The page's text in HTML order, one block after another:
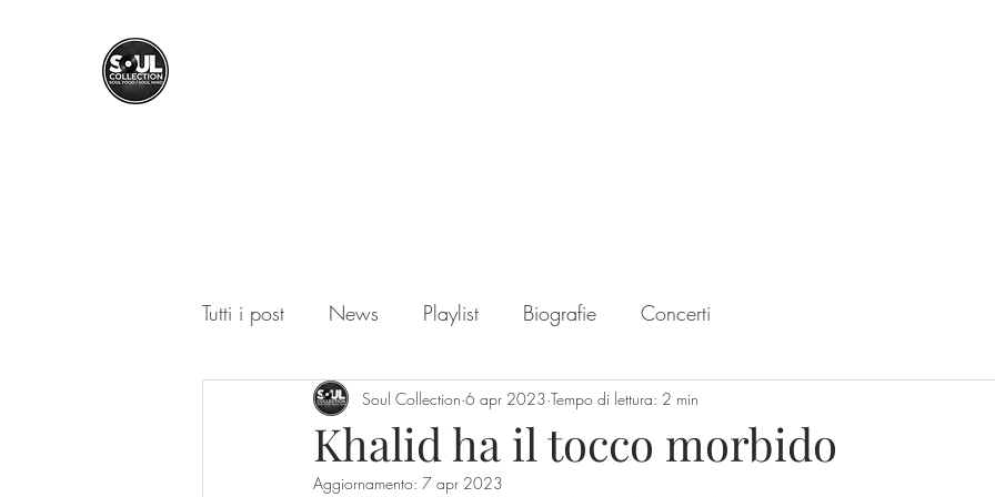
Tutti i post News Playlist Biografie Concerti
Khalid ha il tocco morbido
Soul Collection 6 apr 2023 Tempo di lettura: 2 min
Aggiornamento: 7 apr 2023